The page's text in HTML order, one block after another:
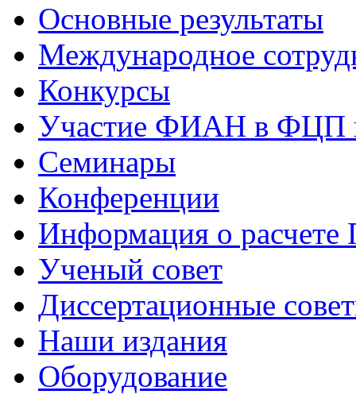
Основные результаты
Международное
Конкурсы
Участие ФИАН в ФЦП
Семинары
Конференции
Информация о
Ученый совет
Диссертационные
Наши издания
Оборудование